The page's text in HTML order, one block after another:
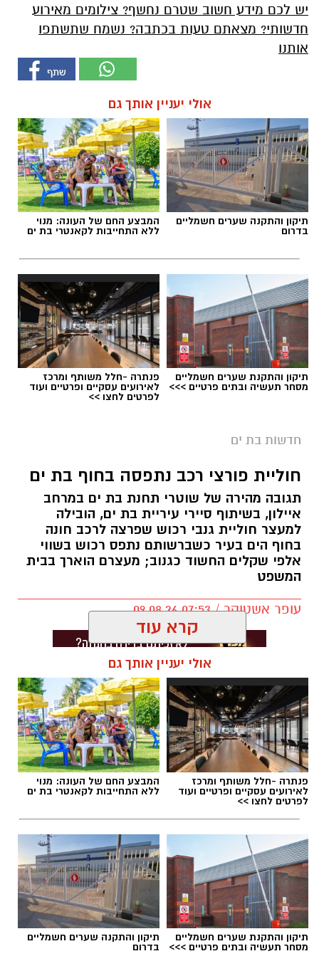
יש לכם מידע חשוב שטרם נחשף? צילומים מאירוע
חדשותי? מצאתם טעות בכתבה? נשמח שתשתפו
אותנו
אולי יעניין אותך גם
תיקון והתקנה שערים חשמליים
בדרום
המבצע החם של העונה: מנוי
ללא התחייבות לקאנטרי בת ים
תיקון והתקנת שערים חשמליים
מסחר תעשיה ובתים פרטיים >>>
פנתרה -חלל משותף ומרכז
לאירועים עסקיים ופרטיים ועוד
לפרטים לחצו >>
חדשות בת ים
חוליית פורצי רכב נתפסה בחוף בת ים
תגובה מהירה של שוטרי תחנת בת ים במרחב
איילון, בשיתוף סיירי עיריית בת ים, הובילה
למעצר חוליית גנבי רכוש שפרצה לרכב חונה
בחוף הים בעיר כשברשותם נתפס רכוש בשווי
אלפי שקלים החשוד כגנוב; מעצרם הוארך בבית
המשפט
עופר אשטוקר / 07:53 09.08.26
תגים:פריצה לרכב בבת ים
צילום: דוברות המשטרה
קרא עוד
אולי יעניין אותך גם
פנתרה -חלל משותף ומרכז
לאירועים עסקיים ופרטיים ועוד
לפרטים לחצו >>
המבצע החם של העונה: מנוי
ללא התחייבות לקאנטרי בת ים
תיקון והתקנת שערים חשמליים
מסחר תעשיה ובתים פרטיים >>>
תיקון והתקנה שערים חשמליים
בדרום